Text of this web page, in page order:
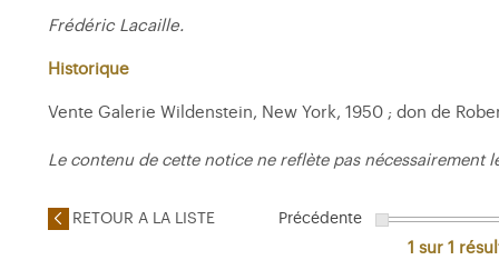
Frédéric Lacaille.
Historique
Vente Galerie Wildenstein, New York, 1950 ; don de
Le contenu de cette notice ne reflète pas nécessairement
RETOUR A LA LISTE Précédente
1 sur 1